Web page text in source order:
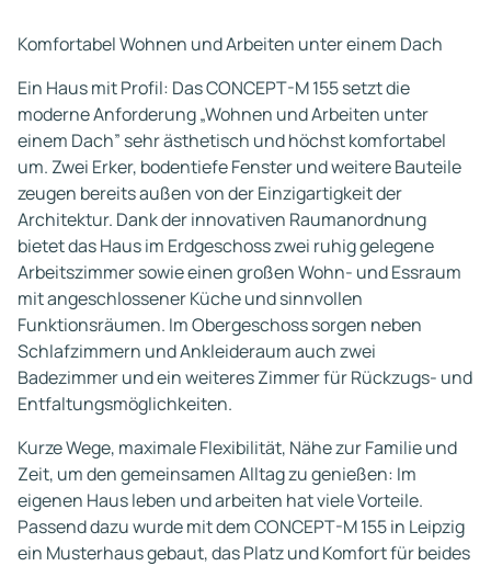
Komfortabel Wohnen und Arbeiten unter einem Dach
Ein Haus mit Profil: Das CONCEPT-M 155 setzt die
moderne Anforderung „Wohnen und Arbeiten unter
einem Dach” sehr ästhetisch und höchst komfortabel
um. Zwei Erker, bodentiefe Fenster und weitere Bauteile
zeugen bereits außen von der Einzigartigkeit der
Architektur. Dank der innovativen Raumanordnung
bietet das Haus im Erdgeschoss zwei ruhig gelegene
Arbeitszimmer sowie einen großen Wohn- und Essraum
mit angeschlossener Küche und sinnvollen
Funktionsräumen. Im Obergeschoss sorgen neben
Schlafzimmern und Ankleideraum auch zwei
Badezimmer und ein weiteres Zimmer für Rückzugs- und
Entfaltungsmöglichkeiten.
Kurze Wege, maximale Flexibilität, Nähe zur Familie und
Zeit, um den gemeinsamen Alltag zu genießen: Im
eigenen Haus leben und arbeiten hat viele Vorteile.
Passend dazu wurde mit dem CONCEPT-M 155 in Leipzig
ein Musterhaus gebaut, das Platz und Komfort für beides